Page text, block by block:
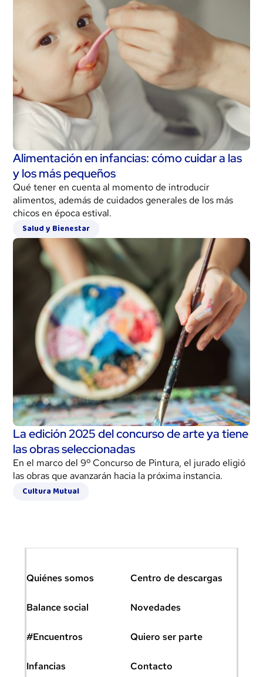
Alimentación en infancias: cómo cuidar a las
y los más pequeños
Qué tener en cuenta al momento de introducir
alimentos, además de cuidados generales de los más
chicos en época estival.
Salud y Bienestar
La edición 2025 del concurso de arte ya tiene
las obras seleccionadas
En el marco del 9º Concurso de Pintura, el jurado eligió
las obras que avanzarán hacia la próxima instancia.
Cultura Mutual
Quiénes somos
Balance social
#Encuentros
Infancias
Centro de descargas
Novedades
Quiero ser parte
Contacto